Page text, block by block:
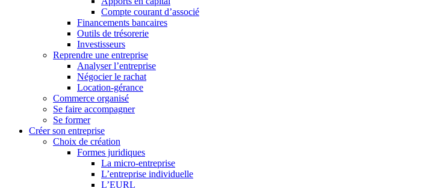
Compte courant d’associé
Financements bancaires
Outils de trésorerie
Investisseurs
Reprendre une entreprise
Analyser l’entreprise
Négocier le rachat
Location-gérance
Commerce organisé
Se faire accompagner
Se former
Créer son entreprise
Choix de création
Formes juridiques
La micro-entreprise
L’entreprise individuelle
L’EURL